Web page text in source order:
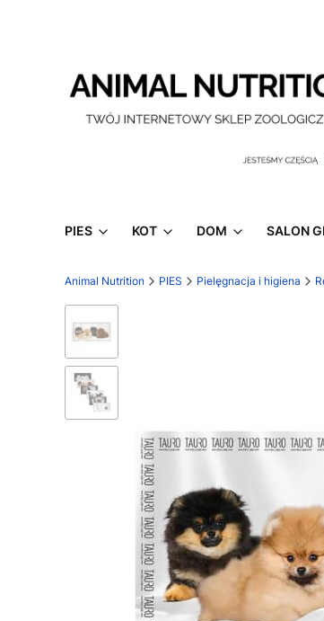
PIES KOT DOM SALON
Animal Nutrition PIES Pielęgnacja i higiena